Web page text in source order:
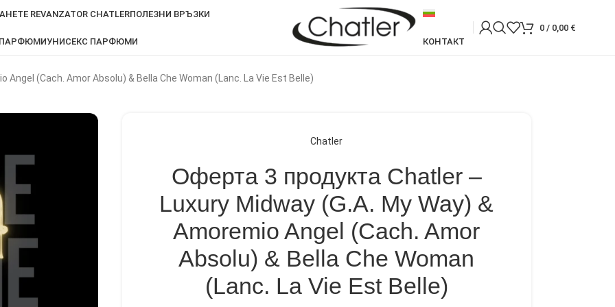
REVANZATOR CHATLERПОЛЕЗНИ ВРЪЗКИ
УНИСЕКС ПАРФЮМИ КОНТАКТ
0 / 0,00 €
(Cach. Amor Absolu) & Bella Che Woman (Lanc. La Vie Est Belle)
Chatler
Оферта 3 продукта Chatler –
Luxury Midway (G.A. My Way) &
Amoremio Angel (Cach. Amor
Absolu) & Bella Che Woman
(Lanc. La Vie Est Belle)